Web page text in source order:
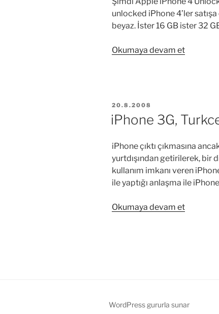
unlocked iPhone 4’ler
beyaz. İster 16 GB ister 32
Okumaya devam et“USA’den
YAYIM
TARIHI
20.8.2008
iPhone 3G,
iPhone çıktı çıkmasına
yurtdışından getirilerek, bir
kullanım imkanı veren
ile yaptığı anlaşma ile
Okumaya devam et“iPhone
WordPress gururla sunar